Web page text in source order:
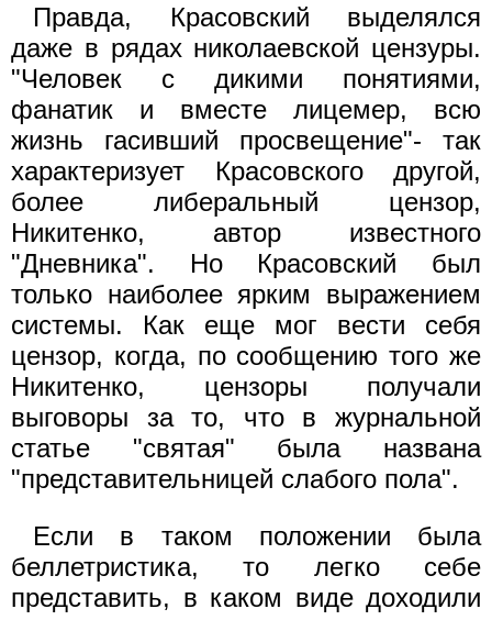
Правда, Красовский выделялся
даже в рядах николаевской цензуры.
"Человек с дикими понятиями,
фанатик и вместе лицемер, всю
жизнь гасивший просвещение"- так
характеризует Красовского другой,
более либеральный цензор,
Никитенко, автор известного
"Дневника". Но Красовский был
только наиболее ярким выражением
системы. Как еще мог вести себя
цензор, когда, по сообщению того же
Никитенко, цензоры получали
выговоры за то, что в журнальной
статье "святая" была названа
"представительницей слабого пола".
Если в таком положении была
беллетристика, то легко себе
представить, в каком виде доходили